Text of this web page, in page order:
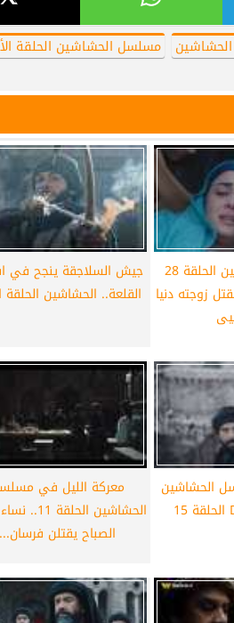
مسلسل الحشاشين الحلقة
مسلسل الحشاشين الحلقة 28
زوجته دنيا
جيش السلاجقة ينجح في
القلعة.. الحشاشين الحلقة
الحشاشين
معركة الليل في
الحشاشين
الصباح يقتلن فرسان...
الأهلي لمواجهة برشلونة
خوان جامبر